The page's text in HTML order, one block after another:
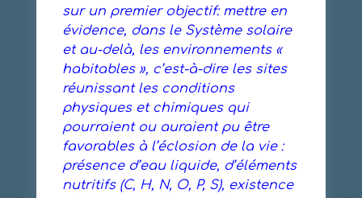
sur un premier objectif: mettre en
évidence, dans le Système solaire
et au-delà, les environnements «
habitables », c’est-à-dire les sites
réunissant les conditions
physiques et chimiques qui
pourraient ou auraient pu être
favorables à l’éclosion de la vie :
présence d’eau liquide, d’éléments
nutritifs (C, H, N, O, P, S), existence